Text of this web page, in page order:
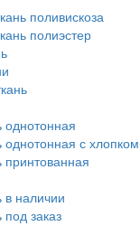
поливискоза
полиэстер
однотонная
однотонная с хлопком
принтованная
в наличии
заказ